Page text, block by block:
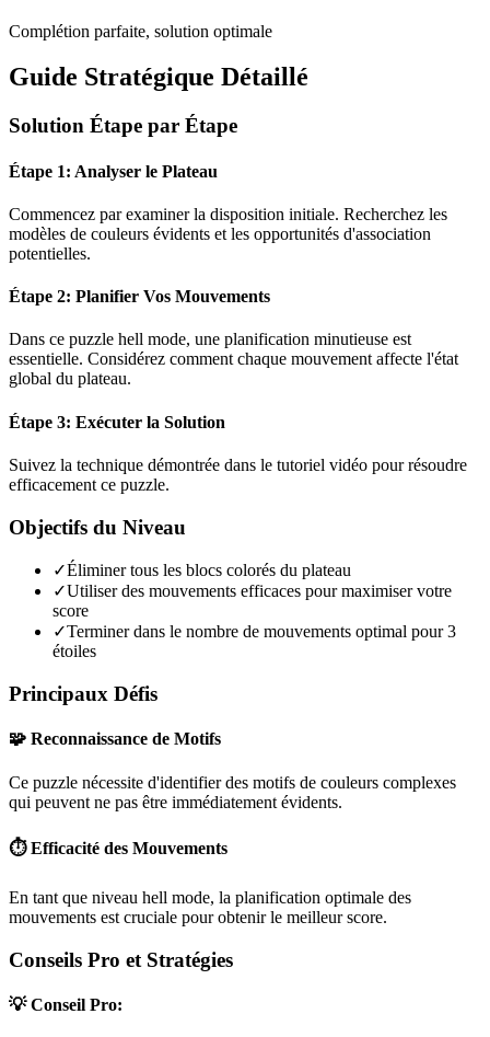
Complétion parfaite, solution optimale
Guide Stratégique Détaillé
Solution Étape par Étape
Étape 1: Analyser le Plateau
Commencez par examiner la disposition initiale. Recherchez les
modèles de couleurs évidents et les opportunités d'association
potentielles.
Étape 2: Planifier Vos Mouvements
Dans ce puzzle hell mode, une planification minutieuse est
essentielle. Considérez comment chaque mouvement affecte l'état
global du plateau.
Étape 3: Exécuter la Solution
Suivez la technique démontrée dans le tutoriel vidéo pour résoudre
efficacement ce puzzle.
Objectifs du Niveau
✓Éliminer tous les blocs colorés du plateau
✓Utiliser des mouvements efficaces pour maximiser votre
score
✓Terminer dans le nombre de mouvements optimal pour 3
étoiles
Principaux Défis
🧩 Reconnaissance de Motifs
Ce puzzle nécessite d'identifier des motifs de couleurs complexes
qui peuvent ne pas être immédiatement évidents.
⏱️ Efficacité des Mouvements
En tant que niveau hell mode, la planification optimale des
mouvements est cruciale pour obtenir le meilleur score.
Conseils Pro et Stratégies
💡 Conseil Pro: